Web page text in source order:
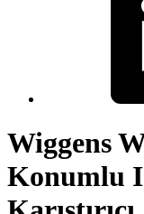
Wiggens
Konumlu